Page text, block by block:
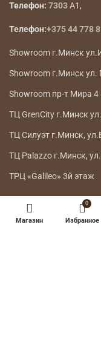
Телефон: 7303A1,
Телефон:+375 44 778
Showroom г.Минск
Showroom г.Минск ул.
Showroom пр-т Мира
ТЦ GrenCity г.Минск
ТЦ Силуэт г.Минск,
ТЦ Palazzo г.Минск,
ТРЦ «Galileo» 3й этаж
ГЛАВНОЕ МЕНЮ
Магазин
0
Избранное